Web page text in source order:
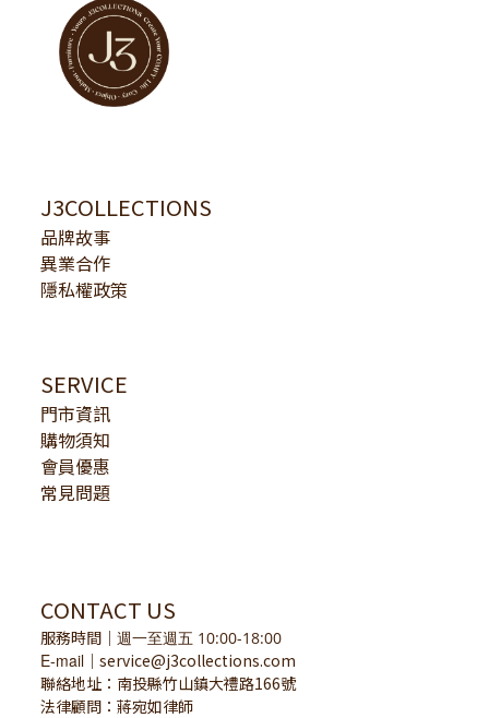
J3COLLECTIONS
品牌故事
異業合作
隱私權政策
SERVICE
門市資訊
購物須知
會員優惠
常見問題
CONTACT US
服務時間 ｜ 週一至週五 10:00-18:00
E-mail ｜ service@j3collections.com
聯絡地址：南投縣竹山鎮大禮路166號
法律顧問：蔣宛如律師